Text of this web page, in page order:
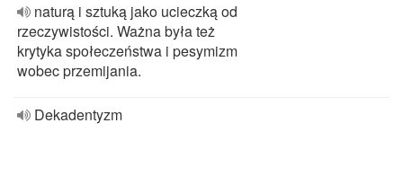
naturą i sztuką jako ucieczką od
rzeczywistości. Ważna była też
krytyka społeczeństwa i pesymizm
wobec przemijania.
Dekadentyzm